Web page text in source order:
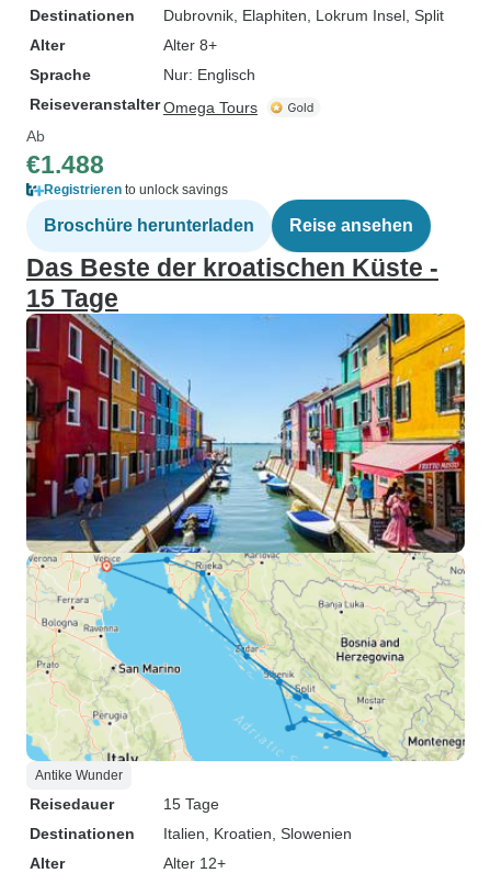
Destinationen
Dubrovnik , Elaphiten , Lokrum Insel , Split
Alter
Alter 8+
Sprache
Nur: Englisch
ReiseveranstalterOmega Tours
Ab
€1.488
Registrieren to unlock savings
Broschüre herunterladen Reise ansehen
Das Beste der kroatischen Küste -
15 Tage
Antike Wunder
Reisedauer
15 Tage
Destinationen
Italien , Kroatien , Slowenien
Alter
Alter 12+